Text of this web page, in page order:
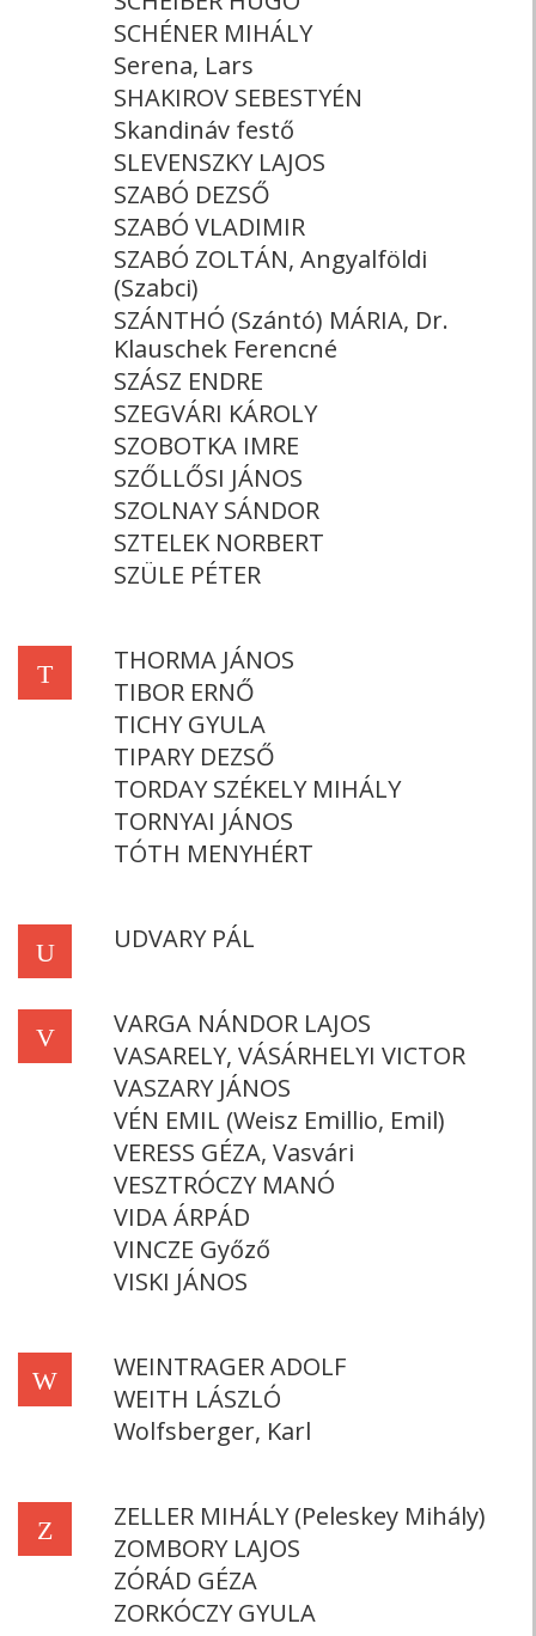
SCHÉNER MIHÁLY
Serena, Lars
SHAKIROV SEBESTYÉN
Skandináv festő
SLEVENSZKY LAJOS
SZABÓ DEZSŐ
SZABÓ VLADIMIR
SZABÓ ZOLTÁN, Angyalföldi
(Szabci)
SZÁNTHÓ (Szántó) MÁRIA, Dr.
Klauschek Ferencné
SZÁSZ ENDRE
SZEGVÁRI KÁROLY
SZOBOTKA IMRE
SZŐLLŐSI JÁNOS
SZOLNAY SÁNDOR
SZTELEK NORBERT
SZÜLE PÉTER
T
THORMA JÁNOS
TIBOR ERNŐ
TICHY GYULA
TIPARY DEZSŐ
TORDAY SZÉKELY MIHÁLY
TORNYAI JÁNOS
TÓTH MENYHÉRT
U UDVARY PÁL
V
VARGA NÁNDOR LAJOS
VASARELY, VÁSÁRHELYI VICTOR
VASZARY JÁNOS
VÉN EMIL (Weisz Emillio, Emil)
VERESS GÉZA, Vasvári
VESZTRÓCZY MANÓ
VIDA ÁRPÁD
VINCZE Győző
VISKI JÁNOS
W
WEINTRAGER ADOLF
WEITH LÁSZLÓ
Wolfsberger, Karl
Z
ZELLER MIHÁLY (Peleskey Mihály)
ZOMBORY LAJOS
ZÓRÁD GÉZA
ZORKÓCZY GYULA